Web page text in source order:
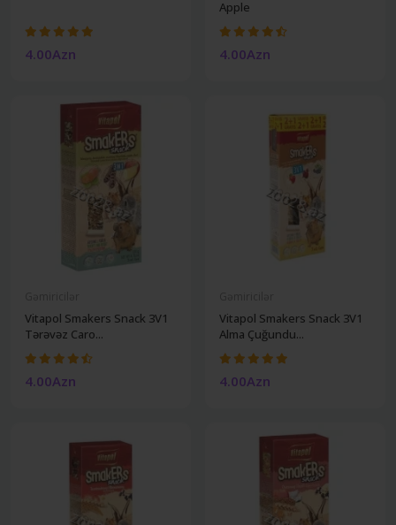
4.00Azn
Apple
4.00Azn
Vitapol Smakers Snack 3V1
Tərəvəz Caro...
4.00Azn
Vitapol Smakers Snack 3V1
Alma Çuğundu...
4.00Azn